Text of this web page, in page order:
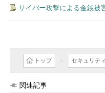
サイバー攻撃による金銭被
トップ セキュリティ
関連記事